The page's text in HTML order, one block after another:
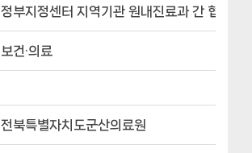
정부지정센터 지역기관 원내진료과 간 협력을
보건·의료
전북특별자치도군산의료원